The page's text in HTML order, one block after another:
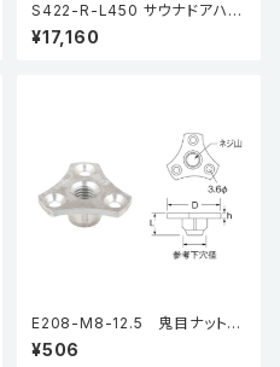
S422-R-L450 サウナドアハン
ドル
¥17,160
E208-M8-12.5 鬼目ナットJ
タイプ（5個入り）
¥506